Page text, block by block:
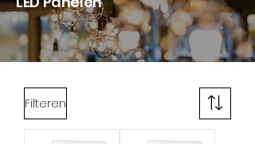
Filteren